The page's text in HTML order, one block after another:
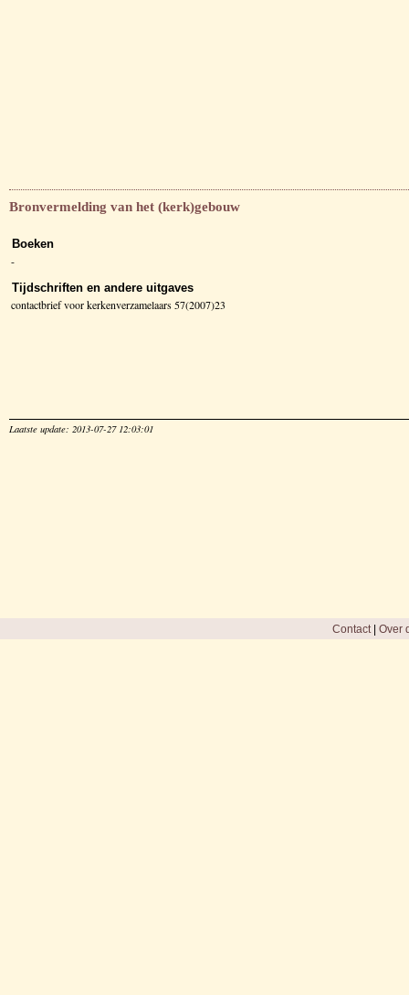
Bronvermelding van het (kerk)gebouw
Boeken
-
Tijdschriften en andere uitgaves
contactbrief voor kerkenverzamelaars 57(2007)23
Laatste update: 2013-07-27 12:03:01
Contact| Over